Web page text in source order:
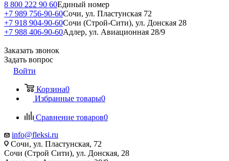
8 800 222 90 60Единый номер
+7 989 756-90-60Сочи, ул. Пластунская 72
+7 918 904-90-60Сочи (Строй-Сити), ул. Донская 28
+7 988 406-90-60Адлер, ул. Авиационная 28/9
Заказать звонок
Задать вопрос
Войти
Корзина0
Избранные товары0
Сравнение товаров0
info@fleksi.ru
Сочи, ул. Пластунская, 72
Сочи (Строй Сити), ул. Донская, 28